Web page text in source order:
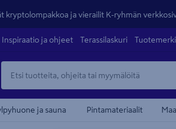
ja vierailit K-ryhmän
Inspiraatio ja ohjeet Terassilaskuri
ja sauna Pintamateriaalit